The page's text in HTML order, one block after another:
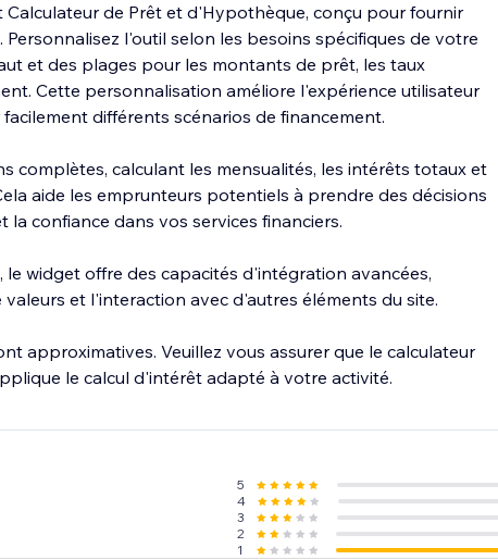
de Prêt et d'Hypothèque, conçu pour fournir
l'outil selon les besoins spécifiques de votre
et des plages pour les montants de prêt, les taux
Cette personnalisation améliore l'expérience utilisateur
différents scénarios de financement.
complètes, calculant les mensualités, les intérêts totaux et
aide les emprunteurs potentiels à prendre des décisions
confiance dans vos services financiers.
widget offre des capacités d'intégration avancées,
et l'interaction avec d'autres éléments du site.
approximatives. Veuillez vous assurer que le calculateur
le calcul d'intérêt adapté à votre activité.
5
4
3
2
1